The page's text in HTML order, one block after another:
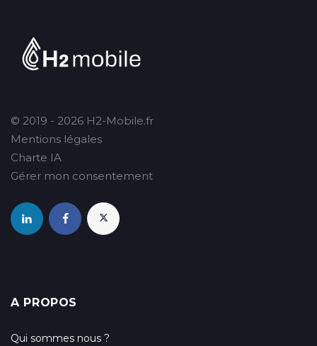
© 2019 - 2026 H2-Mobile.fr
Mentions légales
Charte IA
Gérer mon consentement
A PROPOS
Qui sommes nous ?